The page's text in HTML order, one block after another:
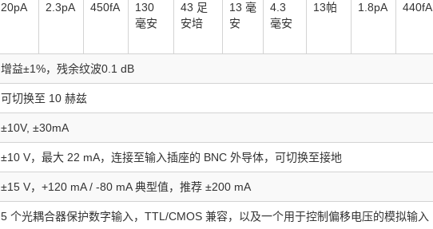
20pA 2.3pA 450fA
130
毫安
43 足
安培
13 毫
安
4.3
毫安
13帕 1.8pA 440fA
增益±1%，残余纹波0.1 dB
可切换至 10 赫兹
±10V, ±30mA
±10 V，最大 22 mA，连接至输入插座的 BNC 外导体，可切换至接地
±15 V，+120 mA / -80 mA 典型值，推荐 ±200 mA
5 个光耦合器保护数字输入，TTL/CMOS 兼容，以及一个用于控制偏移电压的模拟输入